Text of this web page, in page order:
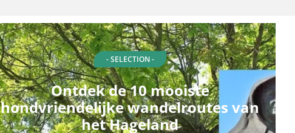
- SELECTION -
Ontdek de 10 mooiste
hondvriendelijke wandelroutes van
het Hageland